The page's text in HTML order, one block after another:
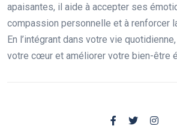
apaisantes, il aide à accepter ses
compassion personnelle et à renforcer
En l’intégrant dans votre vie
votre cœur et améliorer votre bien-être